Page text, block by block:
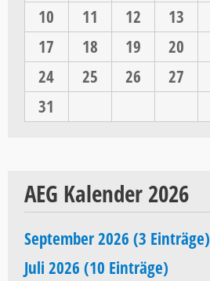
10
11 12 13
17
18 19 20
24
25 26 27
31
AEG Kalender 2026
September 2026 (3 Einträge)
Juli 2026 (10 Einträge)